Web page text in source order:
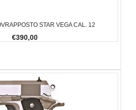
STAR VEGA CAL. 12
€390,00